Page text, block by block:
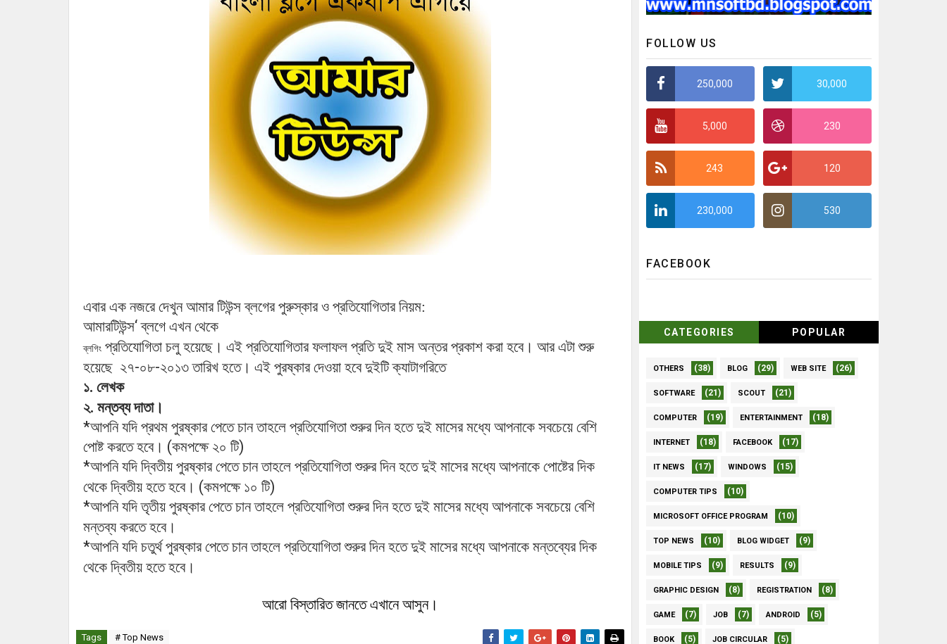
এবার এক নজরে দেখুন আমার টিউন্স ব্লগের পুরুস্কার ও প্রতিযোগিতার নিয়ম:
আমারটিউন্স‘ব্লগে এখন থেকে
ব্লগিং প্রতিযোগিতা চলু হয়েছে । এই প্রতিযোগিতার ফলাফল প্রতি দুই মাস অন্তর প্রকাশ করা হবে। আর এটা শুরু
হয়েছে ২৭-০৮-২০১৩ তারিখ হতে। এই পুরষ্কার দেওয়া হবে দুইটি ক্যাটাগরিতে
১. লেখক
২. মন্তব্য দাতা।
*আপনি যদি প্রথম পুরষ্কার পেতে চান তাহলে প্রতিযোগিতা শুরুর দিন হতে দুই মাসের মধ্যে আপনাকে সবচেয়ে বেশি
পোষ্ট করতে হবে। (কমপক্ষে ২০ টি)
*আপনি যদি দ্বিতীয় পুরষ্কার পেতে চান তাহলে প্রতিযোগিতা শুরুর দিন হতে দুই মাসের মধ্যে আপনাকে পোষ্টের দিক
থেকে দ্বিতীয় হতে হবে। (কমপক্ষে ১০ টি)
*আপনি যদি তৃতীয় পুরষ্কার পেতে চান তাহলে প্রতিযোগিতা শুরুর দিন হতে দুই মাসের মধ্যে আপনাকে সবচেয়ে বেশি
মন্তব্য করতে হবে।
*আপনি যদি চতুর্থ পুরষ্কার পেতে চান তাহলে প্রতিযোগিতা শুরুর দিন হতে দুই মাসের মধ্যে আপনাকে মন্তব্যের দিক
থেকে দ্বিতীয় হতে হবে।
আরো বিস্তারিত জানতে এখানে আসুন।
Tags # Top News
FOLLOW US
250,000 30,000
5,000 230
243 120
230,000 530
FACEBOOK
CATEGORIES POPULAR
OTHERS (38) BLOG (29) WEB SITE (26)
SOFTWARE (21) SCOUT (21)
COMPUTER (19) ENTERTAINMENT (18)
INTERNET (18) FACEBOOK (17)
IT NEWS (17) WINDOWS (15)
COMPUTER TIPS (10)
MICROSOFT OFFICE PROGRAM (10)
TOP NEWS (10) BLOG WIDGET (9)
MOBILE TIPS (9) RESULTS (9)
GRAPHIC DESIGN (8) REGISTRATION (8)
GAME (7) JOB (7) ANDROID (5)
BOOK (5) JOB CIRCULAR (5)